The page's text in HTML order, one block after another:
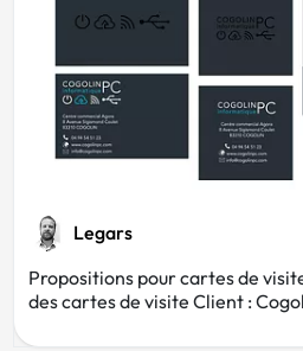
Legars
Propositions pour cartes de
des cartes de visite Client :